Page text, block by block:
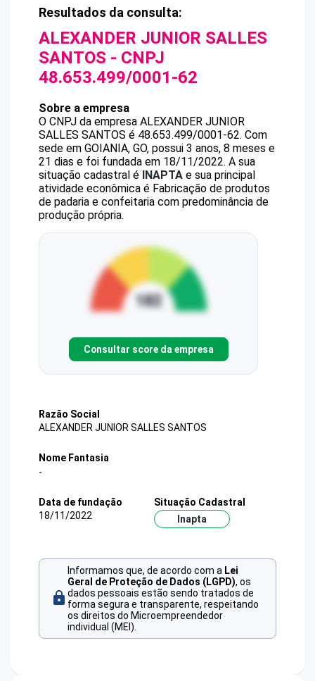
Resultados da consulta:
ALEXANDER JUNIOR SALLES
SANTOS - CNPJ
48.653.499/0001-62
Sobre a empresa
O CNPJ da empresa ALEXANDER JUNIOR
SALLES SANTOS é 48.653.499/0001-62. Com
sede em GOIANIA, GO, possui 3 anos, 8 meses e
21 dias e foi fundada em 18/11/2022. A sua
situação cadastral é INAPTA e sua principal
atividade econômica é Fabricação de produtos
de padaria e confeitaria com predominância de
produção própria.
Consultar score da empresa
Razão Social
ALEXANDER JUNIOR SALLES SANTOS
Nome Fantasia
-
Data de fundação
18/11/2022
Situação Cadastral
Inapta
Informamos que, de acordo com a Lei
Geral de Proteção de Dados (LGPD), os
dados pessoais estão sendo tratados de
forma segura e transparente, respeitando
os direitos do Microempreendedor
individual (MEI).